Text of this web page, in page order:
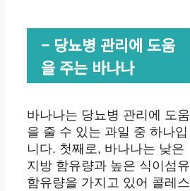
– 당뇨병 관리에 도움
을 주는 바나나
바나나는 당뇨병 관리에 도움
을 줄 수 있는 과일 중 하나입
니다. 첫째로, 바나나는 낮은
지방 함유량과 높은 식이섬유
함유량을 가지고 있어 콜레스